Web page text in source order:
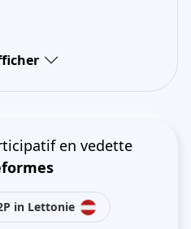
en vedette
in Lettonie